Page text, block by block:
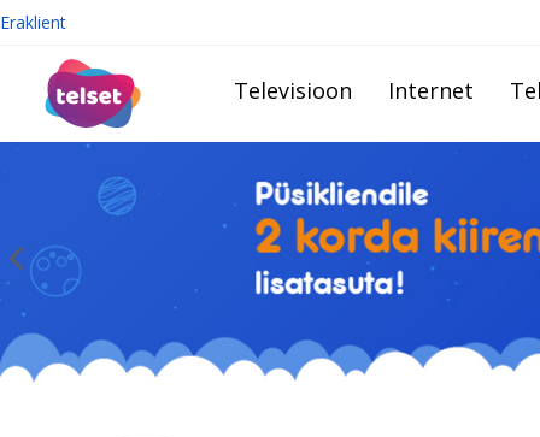
Eraklient
Televisioon Internet